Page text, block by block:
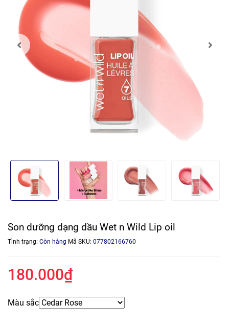
Son dưỡng dạng dầu Wet n Wild Lip oil
Tình trạng: Còn hàng Mã SKU: 077802166760
180.000₫
Màu sắc